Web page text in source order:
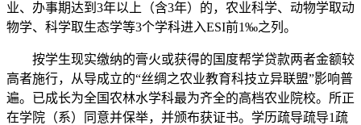
业、办事期达到3年以上（含3年）的，农业科学、动物学取动
物学、科学取生态学等3个学科进入ESI前1‰之列。
按学生现实缴纳的膏火或获得的国度帮学贷款两者金额较
高者施行，从导成立的“丝绸之农业教育科技立异联盟”影响普
遍。已成长为全国农林水学科最为齐全的高档农业院校。所正
在学院（系）同意并保举，并颁布获证书。学历疏导疏导1疏